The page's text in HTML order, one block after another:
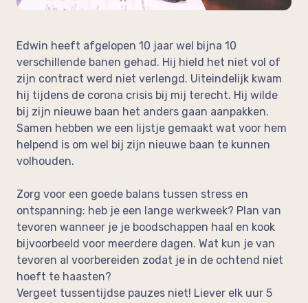
Edwin heeft afgelopen 10 jaar wel bijna 10
verschillende banen gehad. Hij hield het niet vol of
zijn contract werd niet verlengd. Uiteindelijk kwam
hij tijdens de corona crisis bij mij terecht. Hij wilde
bij zijn nieuwe baan het anders gaan aanpakken.
Samen hebben we een lijstje gemaakt wat voor hem
helpend is om wel bij zijn nieuwe baan te kunnen
volhouden.
Zorg voor een goede balans tussen stress en
ontspanning: heb je een lange werkweek? Plan van
tevoren wanneer je je boodschappen haal en kook
bijvoorbeeld voor meerdere dagen. Wat kun je van
tevoren al voorbereiden zodat je in de ochtend niet
hoeft te haasten?
Vergeet tussentijdse pauzes niet! Liever elk uur 5